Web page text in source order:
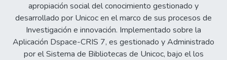
apropiación social del conocimiento gestionado y
desarrollado por Unicoc en el marco de sus procesos de
Investigación e innovación. Implementado sobre la
Aplicación Dspace-CRIS 7, es gestionado y Administrado
por el Sistema de Bibliotecas de Unicoc, bajo el los